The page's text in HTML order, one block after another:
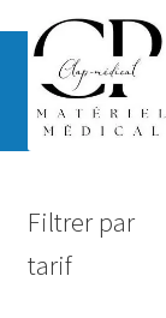
Hygiène
Filtrer par
tarif